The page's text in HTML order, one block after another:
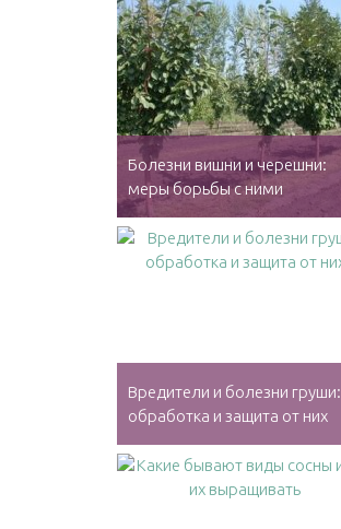
Болезни вишни и черешни:
меры борьбы с ними
Вредители и болезни груши:
обработка и защита от них